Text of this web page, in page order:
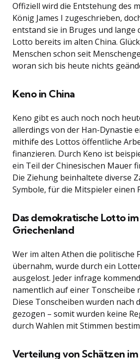
Offiziell wird die Entstehung des
König James I zugeschrieben,
entstand sie in Bruges und lange
Lotto bereits im alten China.
Menschen schon seit
woran sich bis heute nichts
Keno in China
Keno gibt es auch noch noch
allerdings von der Han-Dynastie
mithife des Lottos öffentliche
finanzieren. Durch Keno ist
ein Teil der Chinesischen Mauer
Die Ziehung beinhaltete diverse
Symbole, für die Mitspieler einen
Das demokratische Lotto
Griechenland
Wer im alten Athen die politische
übernahm, wurde durch ein
ausgelost. Jeder infrage
namentlich auf einer Tonscheibe
Diese Tonscheiben wurden nach
gezogen – somit wurden keine
durch Wahlen mit Stimmen
Verteilung von Schätzen